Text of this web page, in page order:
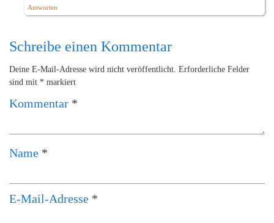
Antworten
Schreibe einen Kommentar
Deine E-Mail-Adresse wird nicht veröffentlicht. Erforderliche Felder
sind mit * markiert
Kommentar *
Name *
E-Mail-Adresse *